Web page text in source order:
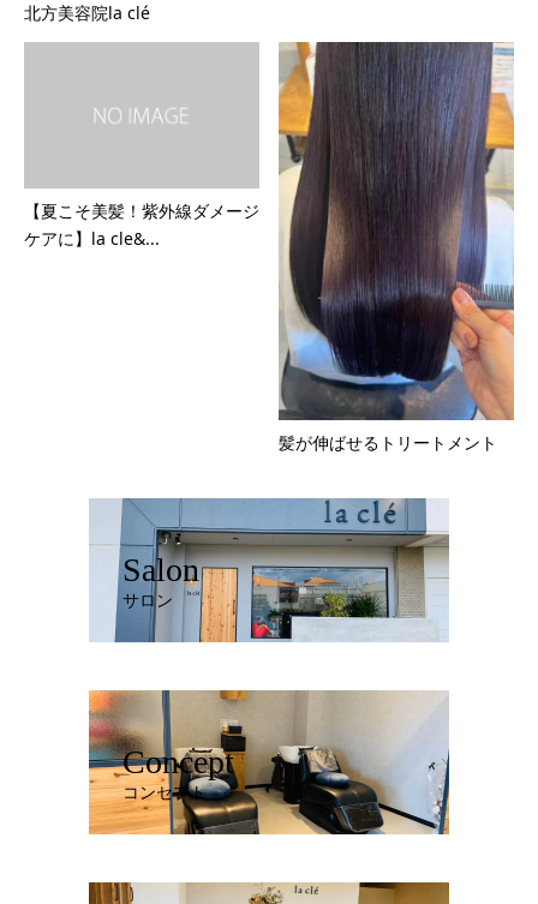
北方美容院la clé
【夏こそ美髪！紫外線ダメージ
ケアに】la cle&...
髪が伸ばせるトリートメント
Salon
サロン
Concept
コンセプト